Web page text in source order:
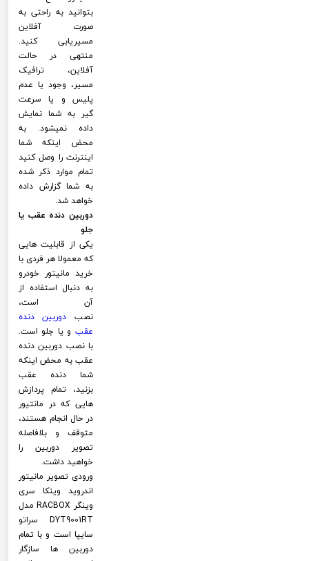
بتوانید به راحتی به
صورت آفلاین
مسیریابی کنید.
منتهی در حالت
آفلاین، ترافیک
مسیر، وجود یا عدم
پلیس و یا سرعت
گیر به شما نمایش
داده نمیشود. به
محض اینکه شما
اینترنت را وصل کنید
تمام موارد ذکر شده
به شما گزارش داده
خواهد شد.
دوربین دنده عقب یا
جلو
یکی از قابلیت هایی
که معمولا هر فردی با
خرید مانیتور خودرو
به دنبال استفاده از
آن است،
نصب دوربین دنده
عقب و یا جلو است.
با نصب دوربین دنده
عقب به محض اینکه
شما دنده عقب
بزنید، تمام پردازش
هایی که در مانتیور
در حال انجام هستند،
متوقف و بلافاصله
تصویر دوربین را
خواهید داشت.
ورودی تصویر مانیتور
اندروید وینکا سری
وینگر RACBOX مدل
DYT9001RT سراتو
سایپا است و با تمام
دوربین ها سازگار